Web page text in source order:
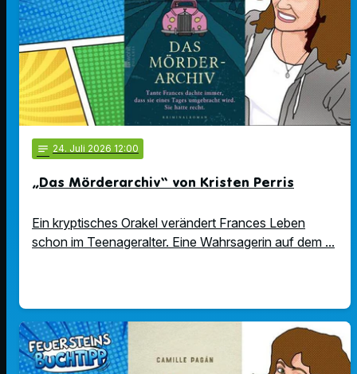
notes 24. Juli 2026 12:00
„Das Mörderarchiv“ von Kristen Perris
Ein kryptisches Orakel verändert Frances Leben
schon im Teenageralter. Eine Wahrsagerin auf dem ...